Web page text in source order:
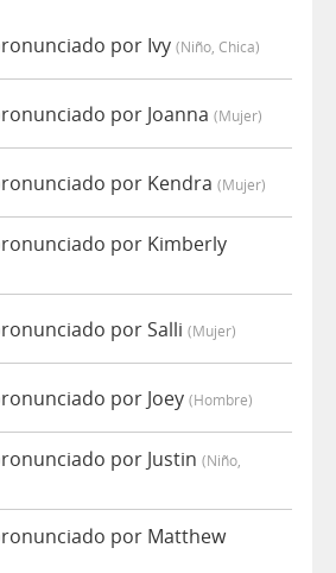
por Ivy (niño, Chica)
por Joanna (mujer)
por Kendra (mujer)
por Kimberly
por Salli (mujer)
por Joey (hombre)
por Justin (niño,
por Matthew